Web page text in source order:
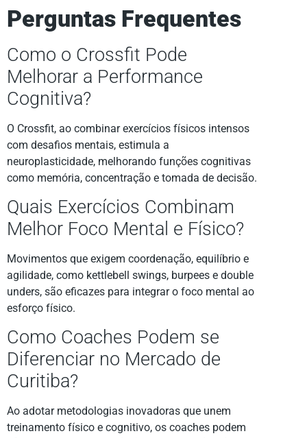
Perguntas Frequentes
Como o Crossfit Pode
Melhorar a Performance
Cognitiva?
O Crossfit, ao combinar exercícios físicos intensos
com desafios mentais, estimula a
neuroplasticidade, melhorando funções cognitivas
como memória, concentração e tomada de decisão.
Quais Exercícios Combinam
Melhor Foco Mental e Físico?
Movimentos que exigem coordenação, equilíbrio e
agilidade, como kettlebell swings, burpees e double
unders, são eficazes para integrar o foco mental ao
esforço físico.
Como Coaches Podem se
Diferenciar no Mercado de
Curitiba?
Ao adotar metodologias inovadoras que unem
treinamento físico e cognitivo, os coaches podem